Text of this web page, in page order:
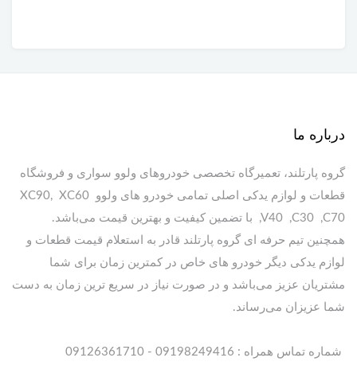
درباره ما
گروه پارتلند، تعمیرگاه تخصصی خودروهای ولوو سواری و فروشگاه
قطعات و لوازم یدکی اصلی تمامی خودرو های ولوو XC90, XC60
,V40 ,C30 ,C70 با تضمین کیفیت و بهترین قیمت می‌باشد.
همچنین تیم حرفه ای گروه پارتلند قادر به استعلام قیمت قطعات و
لوازم یدکی دیگر خودرو های خاص در کمترین زمان برای شما
مشتریان عزیز می‌باشد و در صورت نیاز در سریع ترین زمان به دست
شما عزیزان می‌رساند.
شماره تماس همراه : 09198249416 - 09126361710